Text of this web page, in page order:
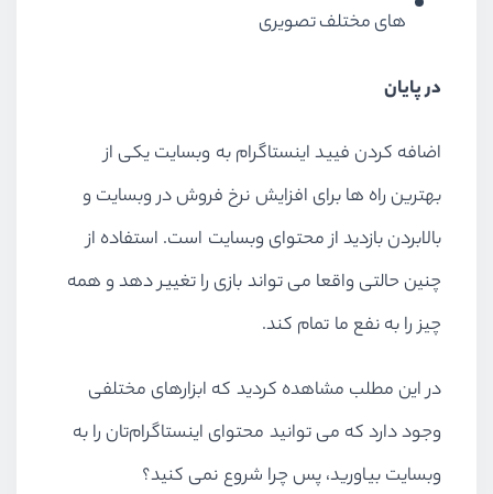
های مختلف تصویری
در پایان
اضافه کردن فیید اینستاگرام به وبسایت یکی از
بهترین راه ها برای افزایش نرخ فروش در وبسایت و
بالابردن بازدید از محتوای وبسایت است. استفاده از
چنین حالتی واقعا می تواند بازی را تغییر دهد و همه
چیز را به نفع ما تمام کند.
در این مطلب مشاهده کردید که ابزارهای مختلفی
وجود دارد که می توانید محتوای اینستاگرام‌تان را به
وبسایت بیاورید، پس چرا شروع نمی کنید؟